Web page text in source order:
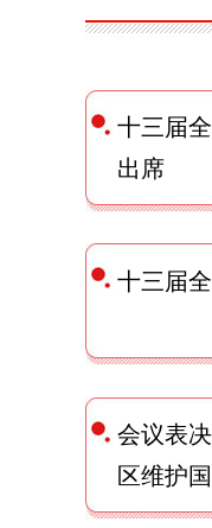
十三届
出席
十三届
会议表
区维护